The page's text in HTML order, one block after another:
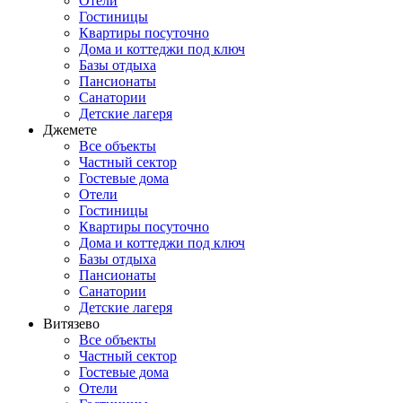
Гостиницы
Квартиры посуточно
Дома и коттеджи под ключ
Базы отдыха
Пансионаты
Санатории
Детские лагеря
Джемете
Все объекты
Частный сектор
Гостевые дома
Отели
Гостиницы
Квартиры посуточно
Дома и коттеджи под ключ
Базы отдыха
Пансионаты
Санатории
Детские лагеря
Витязево
Все объекты
Частный сектор
Гостевые дома
Отели